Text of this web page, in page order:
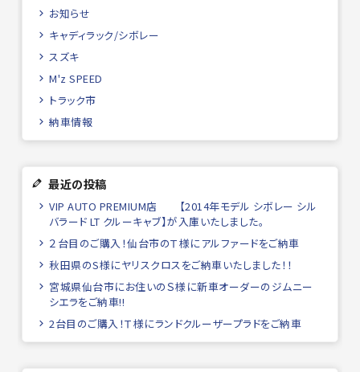
お知らせ
キャディラック/シボレー
スズキ
M'z SPEED
トラック市
納車情報
最近の投稿
VIP AUTO PREMIUM店 【2014年モデル シボレー シル
バラード LT クルーキャブ】が入庫いたしました。
２台目のご購入！仙台市のＴ様にアルファードをご納車
秋田県のS様にヤリスクロスをご納車いたしました！！
宮城県仙台市にお住いのＳ様に新車オーダーのジムニー
シエラをご納車!!
2台目のご購入！Ｔ様にランドクルーザープラドをご納車